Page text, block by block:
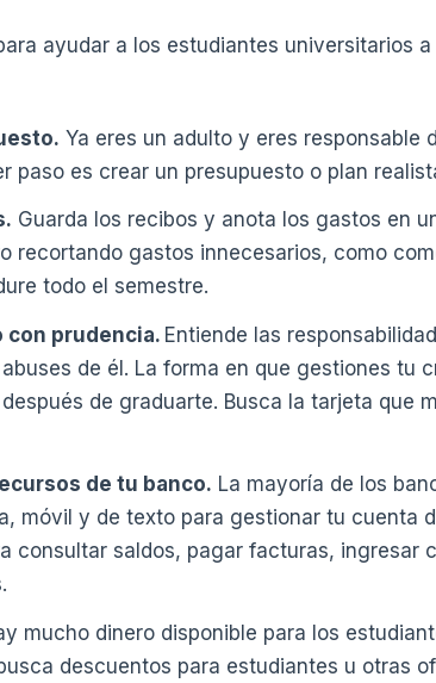
ayudar a los estudiantes universitarios
Ya eres un adulto y eres responsable
paso es crear un presupuesto o plan
Guarda los recibos y anota los gastos en
recortando gastos innecesarios, como
todo el semestre.
con prudencia. Entiende las
de él. La forma en que gestiones tu
de graduarte. Busca la tarjeta que
de tu banco. La mayoría de los
móvil y de texto para gestionar tu cuenta
consultar saldos, pagar facturas, ingresar
mucho dinero disponible para los
descuentos para estudiantes u otras